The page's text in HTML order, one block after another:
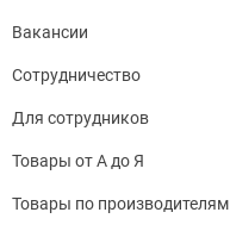
Вакансии
Сотрудничество
Для сотрудников
Товары от А до Я
Товары по производителям